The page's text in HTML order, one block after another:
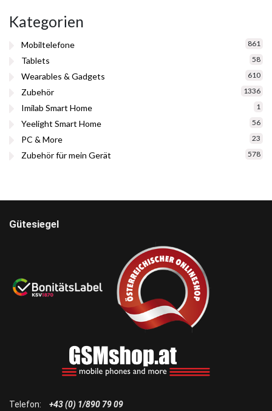
Kategorien
Mobiltelefone 861
Tablets 58
Wearables & Gadgets 610
Zubehör 1336
Imilab Smart Home 1
Yeelight Smart Home 56
PC & More 23
Zubehör für mein Gerät 578
Telefon: +43 (0) 1/890 79 09
Gütesiegel